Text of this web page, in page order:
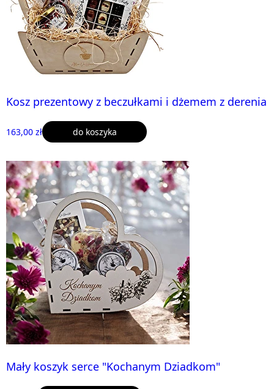
Kosz prezentowy z beczułkami i dżemem z derenia
163,00 zł do koszyka
Mały koszyk serce "Kochanym Dziadkom"